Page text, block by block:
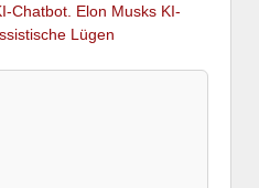
Chatbot. Elon Musks KI-
Lügen